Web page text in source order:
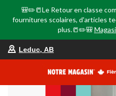
🎒✏️📒Le Retour en classe
fournitures scolaires, d'articles
plus.📒✏️🎒
Leduc, AB